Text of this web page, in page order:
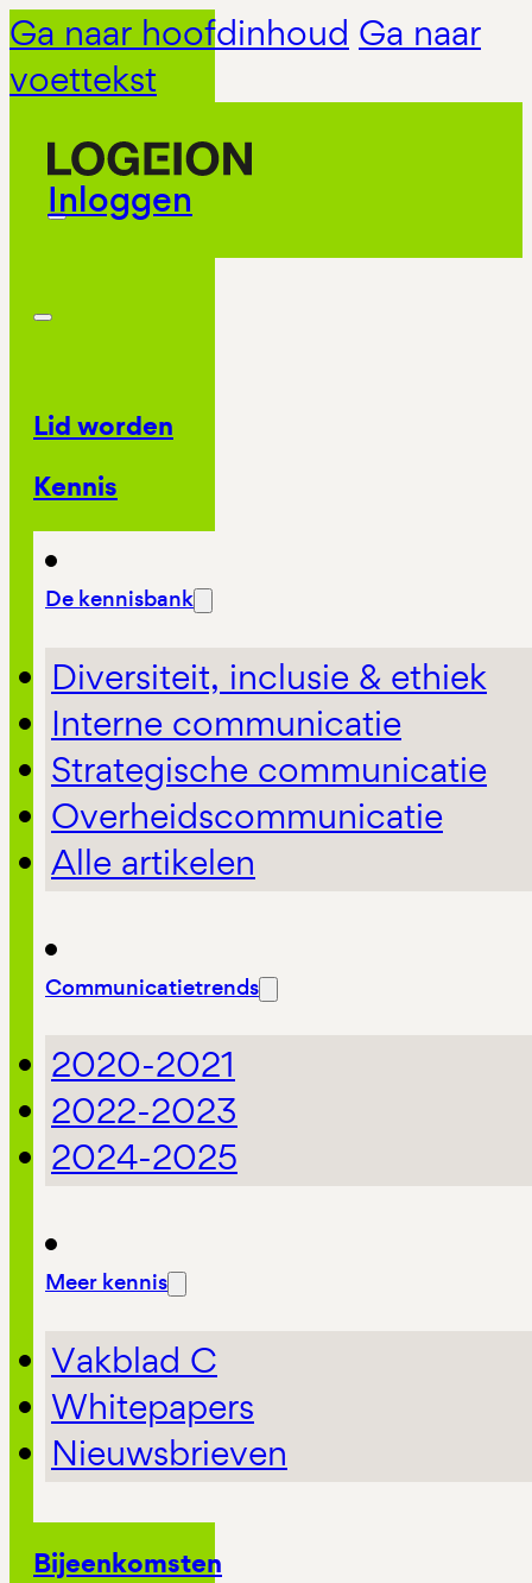
Ga naar hoofdinhoud Ga naar
voettekst
Inloggen
Lid worden
Kennis
De kennisbank
Diversiteit, inclusie & ethiek
Interne communicatie
Strategische communicatie
Overheidscommunicatie
Alle artikelen
Communicatietrends
2020-2021
2022-2023
2024-2025
Meer kennis
Vakblad C
Whitepapers
Nieuwsbrieven
Bijeenkomsten